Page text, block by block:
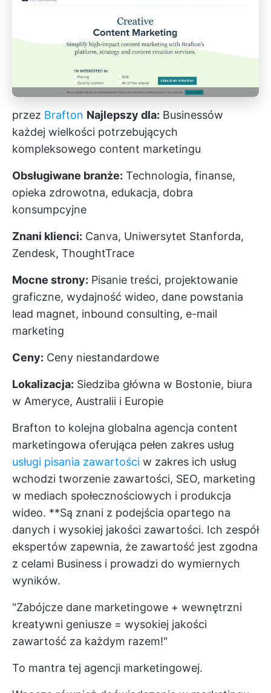
przez Brafton Najlepszy dla: Businessów
każdej wielkości potrzebujących
kompleksowego content marketingu
Obsługiwane branże: Technologia, finanse,
opieka zdrowotna, edukacja, dobra
konsumpcyjne
Znani klienci: Canva, Uniwersytet Stanforda,
Zendesk, ThoughtTrace
Mocne strony: Pisanie treści, projektowanie
graficzne, wydajność wideo, dane powstania
lead magnet, inbound consulting, e-mail
marketing
Ceny: Ceny niestandardowe
Lokalizacja: Siedziba główna w Bostonie, biura
w Ameryce, Australii i Europie
Brafton to kolejna globalna agencja content
marketingowa oferująca pełen zakres usług
usługi pisania zawartości w zakres ich usług
wchodzi tworzenie zawartości, SEO, marketing
w mediach społecznościowych i produkcja
wideo. **Są znani z podejścia opartego na
danych i wysokiej jakości zawartości. Ich zespół
ekspertów zapewnia, że zawartość jest zgodna
z celami Business i prowadzi do wymiernych
wyników.
"Zabójcze dane marketingowe + wewnętrzni
kreatywni geniusze = wysokiej jakości
zawartość za każdym razem!"
To mantra tej agencji marketingowej.